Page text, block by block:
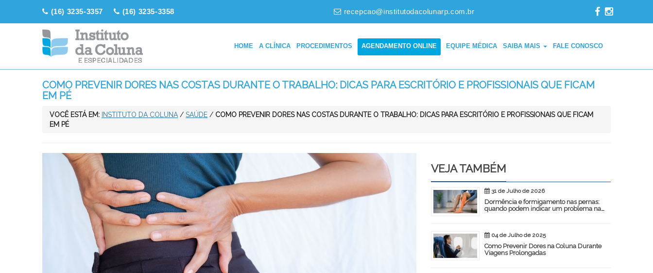
(16) 3235-3357 (16) 3235-3358 recepcao@institutodacolunarp.com.br
HOME A CLÍNICA PROCEDIMENTOS AGENDAMENTO ONLINE EQUIPE MÉDICA SAIBA MAIS FALE CONOSCO
COMO PREVENIR DORES NAS COSTAS DURANTE O TRABALHO: DICAS PARA ESCRITÓRIO E PROFISSIONAIS QUE FICAM
EM PÉ
VOCÊ ESTÁ EM: INSTITUTO DA COLUNA / SAÚDE / COMO PREVENIR DORES NAS COSTAS DURANTE O TRABALHO: DICAS PARA ESCRITÓRIO E PROFISSIONAIS QUE FICAM
EM PÉ
VEJA TAMBÉM
31 de Julho de 2026
Dormência e formigamento nas pernas:
quando podem indicar um problema na
04 de Julho de 2025
Como Prevenir Dores na Coluna Durante
Viagens Prolongadas